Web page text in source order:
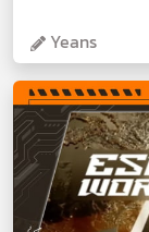
Yeans